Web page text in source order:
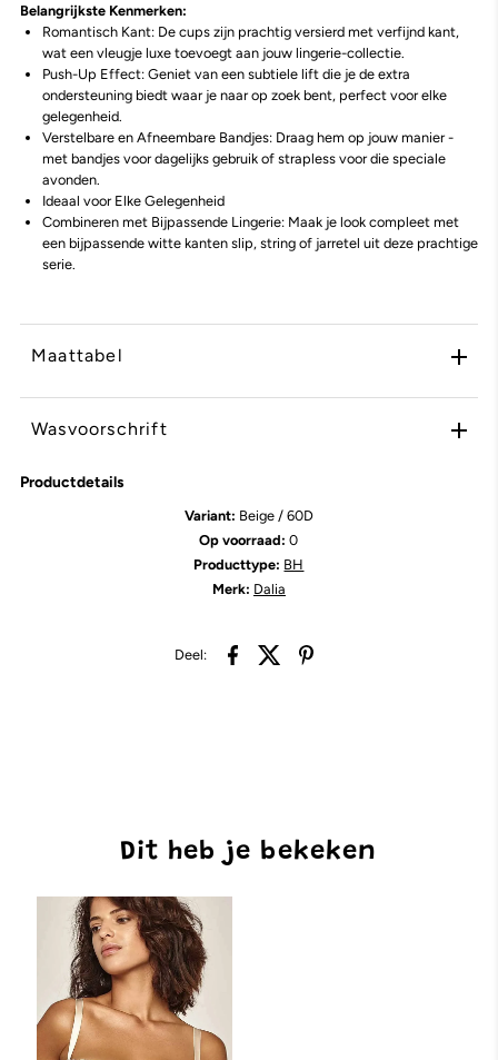
Belangrijkste Kenmerken:
Romantisch Kant: De cups zijn prachtig versierd met verfijnd kant,
wat een vleugje luxe toevoegt aan jouw lingerie-collectie.
Push-Up Effect: Geniet van een subtiele lift die je de extra
ondersteuning biedt waar je naar op zoek bent, perfect voor elke
gelegenheid.
Verstelbare en Afneembare Bandjes: Draag hem op jouw manier -
met bandjes voor dagelijks gebruik of strapless voor die speciale
avonden.
Ideaal voor Elke Gelegenheid
Combineren met Bijpassende Lingerie: Maak je look compleet met
een bijpassende witte kanten slip, string of jarretel uit deze prachtige
serie.
Maattabel
Wasvoorschrift
Productdetails
Variant: Beige / 60D
Op voorraad: 0
Producttype: BH
Merk: Dalia
Deel:
Dit heb je bekeken